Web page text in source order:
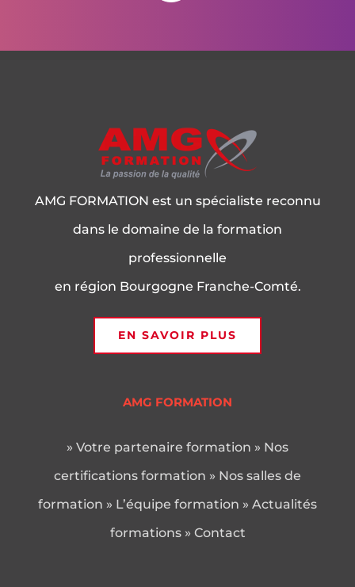
AMG FORMATION est un spécialiste reconnu
dans le domaine de la formation
professionnelle
en région Bourgogne Franche-Comté.
EN SAVOIR PLUS
AMG FORMATION
» Votre partenaire formation » Nos
certifications formation » Nos salles de
formation » L’équipe formation » Actualités
formations » Contact